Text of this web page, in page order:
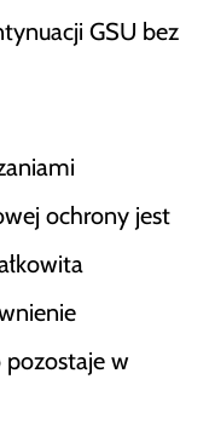
GSU bez
ochrony jest
pozostaje w